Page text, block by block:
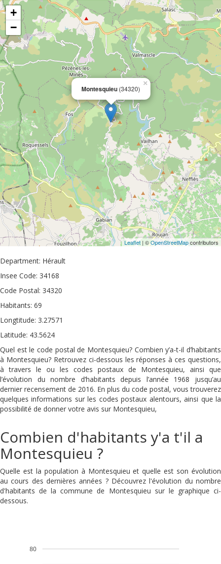
Montesquieu (34320)
×
+
−
Leaflet | ©OpenStreetMapcontributors
Department: Hérault
Insee Code: 34168
Code Postal: 34320
Habitants: 69
Longtitude: 3.27571
Latitude: 43.5624
Quel est le code postal de Montesquieu? Combien y’a-t-il d’habitants
à Montesquieu? Retrouvez ci-dessous les réponses à ces questions,
à travers le ou les codes postaux de Montesquieu, ainsi que
l’évolution du nombre d’habitants depuis l’année 1968 jusqu’au
dernier recensement de 2016. En plus du code postal, vous trouverez
quelques informations sur les codes postaux alentours, ainsi que la
possibilité de donner votre avis sur Montesquieu,
Combien d'habitants y'a t'il a
Montesquieu ?
Quelle est la population à Montesquieu et quelle est son évolution
au cours des dernières années ? Découvrez l'évolution du nombre
d'habitants de la commune de Montesquieu sur le graphique ci-
dessous.
80